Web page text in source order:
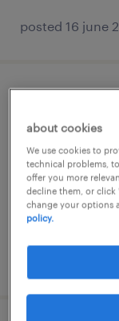
posted 16 june
リフト
東京都大田
temp to
¥1800.00
about cookies
We use cookies to
technical problems,
offer you more
decline them, or click
change your options
policy.